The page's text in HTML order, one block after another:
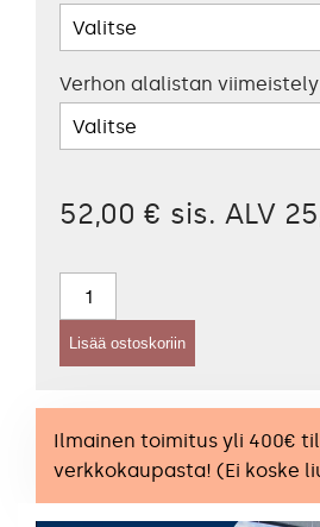
Verhon alalistan viimeistely
52,00 € sis. ALV
Alennusrullaverhot
pimentävällä
kankaalla
Lisää ostoskoriin
Ilmainen toimitus yli 400€
verkkokaupasta! (Ei koske